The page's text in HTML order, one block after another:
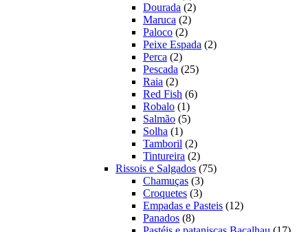
produtos
Dourada 22
Maruca 22
produtos
Paloco 22
produtos
Peixe Espada 22
Perca 22
produtos
Pescada 2525
Raia 22
produtos
Red Fish 66
Robalo 11
produto
Salmão 55
Solha 11
produto
Tamboril 22
produtos
Tintureira 22
produtos
Rissois e Salgados 7575
Chamuças 33
produtos
Croquetes 33
produtos
Empadas e Pasteis 1212
Panados 88